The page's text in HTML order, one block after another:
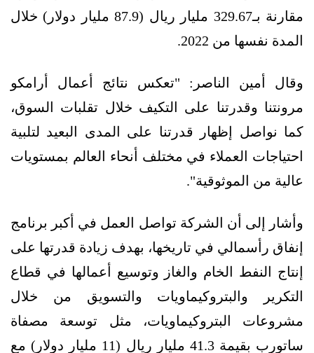
مقارنة بـ329.67 مليار ريال (87.9 مليار دولار) خلال
المدة نفسها من 2022.
وقال أمين الناصر: "تعكس نتائج أعمال أرامكو
مرونتنا وقدرتنا على التكيف خلال تقلبات السوق،
كما نواصل إظهار قدرتنا على المدى البعيد لتلبية
احتياجات العملاء في مختلف أنحاء العالم بمستويات
عالية من الموثوقية".
وأشار إلى أن الشركة تواصل العمل في أكبر برنامج
إنفاق رأسمالي في تاريخها، بهدف زيادة قدرتها على
إنتاج النفط الخام والغاز وتوسيع أعمالها في قطاع
التكرير والبتروكيماويات والتسويق من خلال
مشروعات البتروكيماويات، مثل توسعة مصفاة
ساتورب بقيمة 41.3 مليار ريال (11 مليار دولار) مع